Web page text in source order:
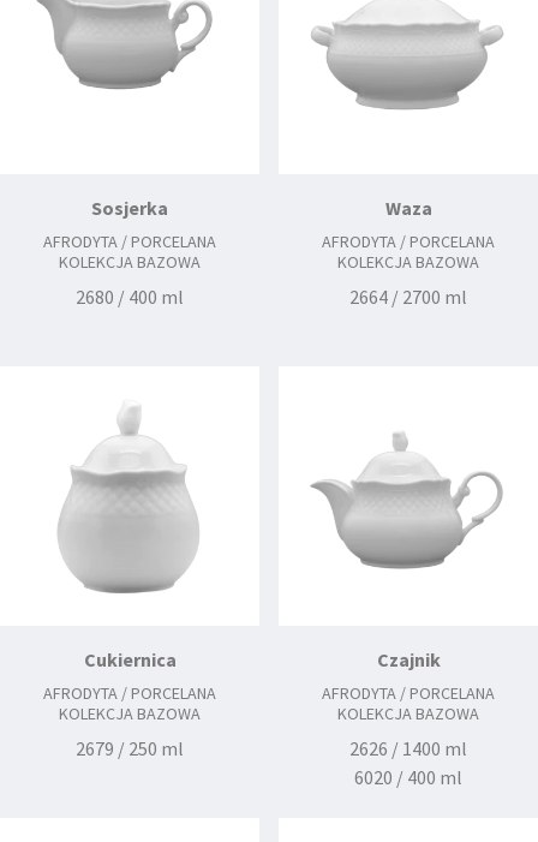
Sosjerka
AFRODYTA / PORCELANA
KOLEKCJA BAZOWA
2680 / 400 ml
Waza
AFRODYTA / PORCELANA
KOLEKCJA BAZOWA
2664 / 2700 ml
Cukiernica
AFRODYTA / PORCELANA
KOLEKCJA BAZOWA
2679 / 250 ml
Czajnik
AFRODYTA / PORCELANA
KOLEKCJA BAZOWA
2626 / 1400 ml
6020 / 400 ml